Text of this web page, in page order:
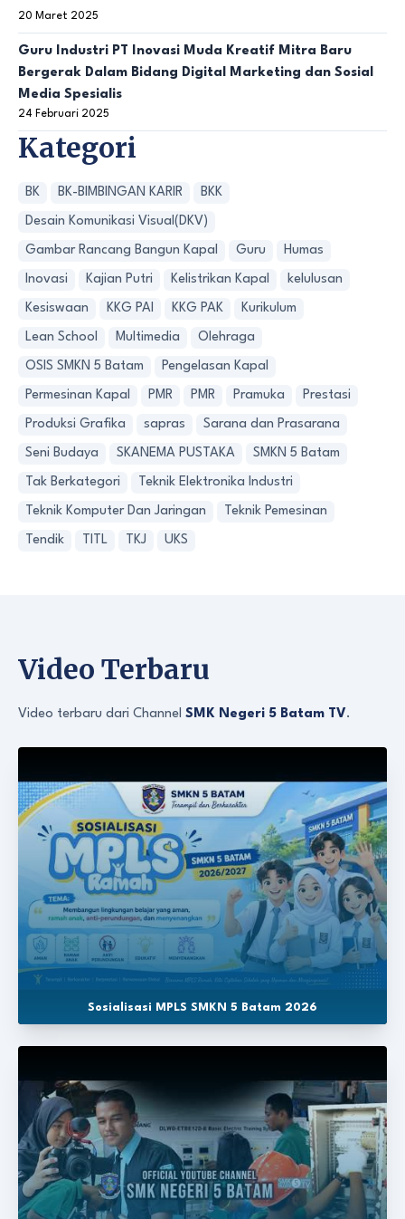
20 Maret 2025
Guru Industri PT Inovasi Muda Kreatif Mitra Baru
Bergerak Dalam Bidang Digital Marketing dan Sosial
Media Spesialis
24 Februari 2025
Kategori
BK BK-BIMBINGAN KARIR BKK
Desain Komunikasi Visual(DKV)
Gambar Rancang Bangun Kapal Guru Humas
Inovasi Kajian Putri Kelistrikan Kapal kelulusan
Kesiswaan KKG PAI KKG PAK Kurikulum
Lean School Multimedia Olehraga
OSIS SMKN 5 Batam Pengelasan Kapal
Permesinan Kapal PMR PMR Pramuka Prestasi
Produksi Grafika sapras Sarana dan Prasarana
Seni Budaya SKANEMA PUSTAKA SMKN 5 Batam
Tak Berkategori Teknik Elektronika Industri
Teknik Komputer Dan Jaringan Teknik Pemesinan
Tendik TITL TKJ UKS
Video Terbaru
Video terbaru dari Channel SMK Negeri 5 Batam TV.
Sosialisasi MPLS SMKN 5 Batam 2026